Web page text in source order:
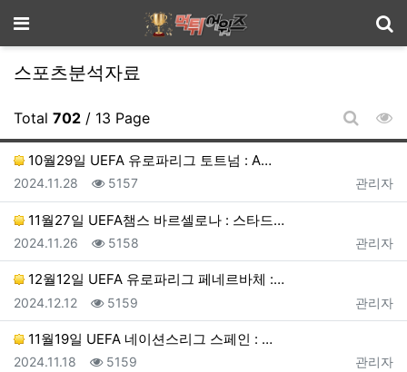
메뉴
스포츠분석자료
Total 702 / 13 Page
게시판
10월29일 UEFA 유로파리그 토트넘 : A…
등록자
관리자
등록일
2024.11.28 조회
5157
11월27일 UEFA챔스 바르셀로나 : 스타드…
등록자
관리자
등록일
2024.11.26 조회
5158
12월12일 UEFA 유로파리그 페네르바체 :…
등록자
관리자
등록일
2024.12.12 조회
5159
11월19일 UEFA 네이션스리그 스페인 : …
등록자
관리자
등록일
2024.11.18 조회
5159